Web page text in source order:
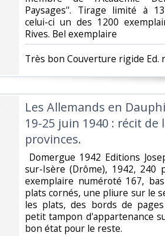
Paysages''. Tirage limité à
celui-ci un des 1200
Rives. Bel exemplaire ‎
‎Très bon Couverture rigide Ed.
‎Les Allemands en
19-25 juin 1940 : récit de
provinces.‎
Domergue 1942 Editions
sur-Isère (Drôme), 1942, 240
exemplaire numéroté 167,
plats cornés, une pliure sur le
les plats, des bords de
petit tampon d'appartenance
bon état pour le reste.‎